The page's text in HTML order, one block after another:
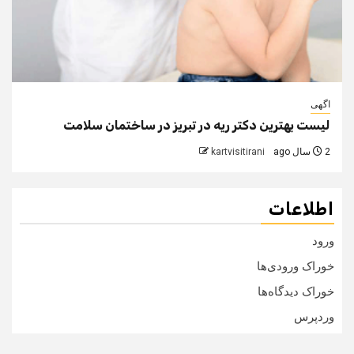
اگهی
لیست بهترین دکتر ریه در تبریز در ساختمان سلامت
2 سال ago kartvisitirani
اطلاعات
ورود
خوراک ورودی‌ها
خوراک دیدگاه‌ها
وردپرس